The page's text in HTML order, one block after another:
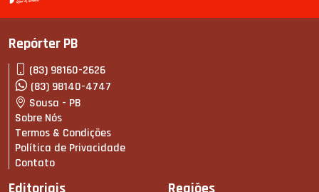
Repórter PB
(83) 98160-2626
(83) 98140-4747
Sousa - PB
Sobre Nós
Termos & Condições
Política de Privacidade
Contato